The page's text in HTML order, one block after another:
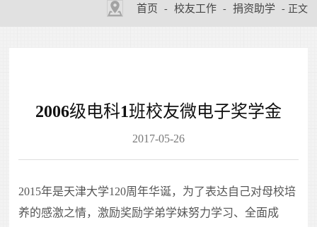
首页 - 校友工作 - 捐资助学 - 正文
2006级电科1班校友微电子奖学金
2017-05-26
2015年是天津大学120周年华诞，为了表达自己对母校培
养的感激之情，激励奖励学弟学妹努力学习、全面成